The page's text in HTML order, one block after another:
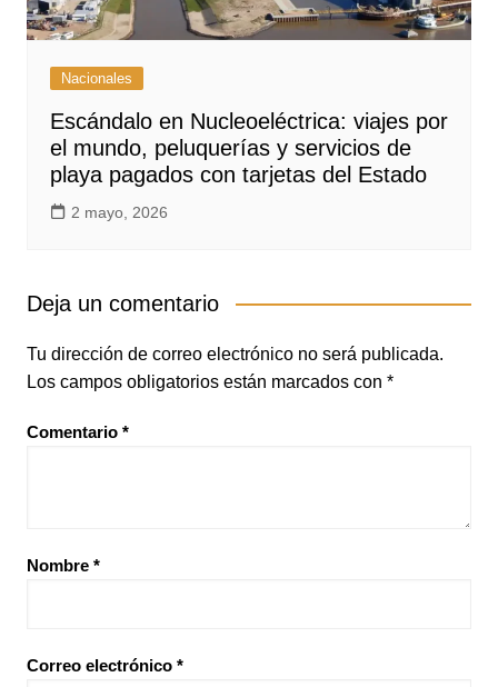
Nacionales
Escándalo en Nucleoeléctrica: viajes por
el mundo, peluquerías y servicios de
playa pagados con tarjetas del Estado
2 mayo, 2026
Deja un comentario
Tu dirección de correo electrónico no será publicada.
Los campos obligatorios están marcados con *
Comentario *
Nombre *
Correo electrónico *